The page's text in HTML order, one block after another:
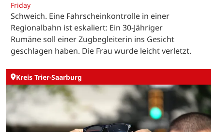
Friday
Schweich. Eine Fahrscheinkontrolle in einer
Regionalbahn ist eskaliert: Ein 30-Jähriger
Rumäne soll einer Zugbegleiterin ins Gesicht
geschlagen haben. Die Frau wurde leicht verletzt.
Kreis Trier-Saarburg